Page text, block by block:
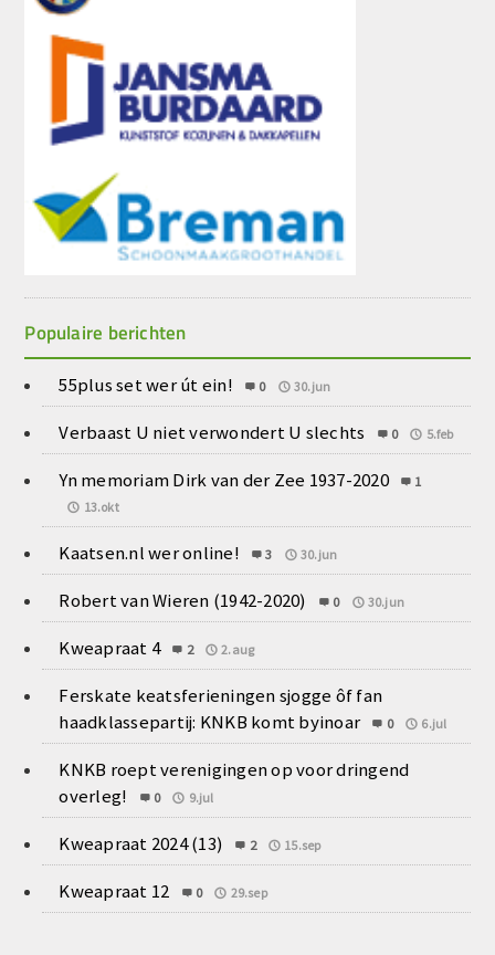
Populaire berichten
55plus set wer út ein! 0 30.jun
Verbaast U niet verwondert U slechts 0 5.feb
Yn memoriam Dirk van der Zee 1937-2020
1
13.okt
Kaatsen.nl wer online! 3 30.jun
Robert van Wieren (1942-2020) 0 30.jun
Kweapraat 4 2 2.aug
Ferskate keatsferieningen sjogge ôf fan
haadklassepartij: KNKB komt byinoar
0 6.jul
KNKB roept verenigingen op voor dringend
overleg!
0 9.jul
Kweapraat 2024 (13) 2 15.sep
Kweapraat 12 0 29.sep